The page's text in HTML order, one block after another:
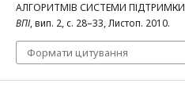
АЛГОРИТМІВ СИСТЕМИ
ВПІ, вип. 2, с. 28–33, Листоп. 2010.
Формати цитування